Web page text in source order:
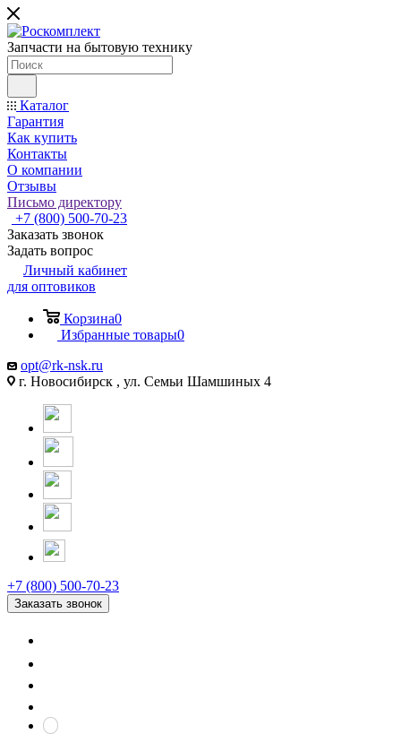
Запчасти на бытовую технику
Каталог
Гарантия
Как купить
Контакты
О компании
Отзывы
Письмо директору
+7 (800) 500-70-23
Заказать звонок
Задать вопрос
Личный кабинет
для оптовиков
Корзина0
Избранные товары0
opt@rk-nsk.ru
г. Новосибирск , ул. Семьи Шамшиных 4
+7 (800) 500-70-23
Заказать звонок